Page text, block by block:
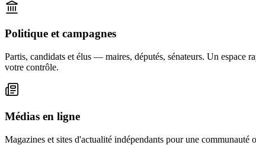
Politique et campagnes
Partis, candidats et élus — maires, députés, sénateurs. Un espace
votre contrôle.
Médias en ligne
Magazines et sites d'actualité indépendants pour une